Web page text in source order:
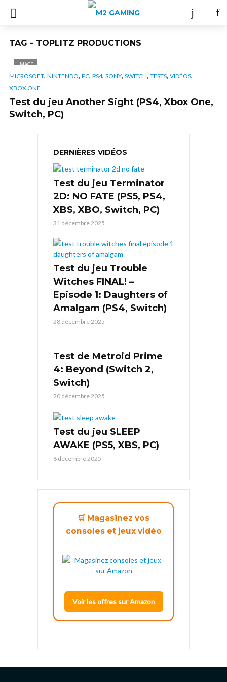
TAG - TOPLITZ PRODUCTIONS
IMAGE
MICROSOFT, NINTENDO, PC, PS4, SONY, SWITCH, TESTS, VIDÉOS,
XBOX ONE
Test du jeu Another Sight (PS4, Xbox One,
Switch, PC)
DERNIÈRES VIDÉOS
Test du jeu Terminator
2D: NO FATE (PS5, PS4,
XBS, XBO, Switch, PC)
31 décembre 2025
Test du jeu Trouble
Witches FINAL! –
Episode 1: Daughters of
Amalgam (PS4, Switch)
28 décembre 2025
Test de Metroid Prime
4: Beyond (Switch 2,
Switch)
20 décembre 2025
Test du jeu SLEEP
AWAKE (PS5, XBS, PC)
6 décembre 2025
🛒 Magasinez vos
consoles et jeux vidéo
Voir les offres sur Amazon